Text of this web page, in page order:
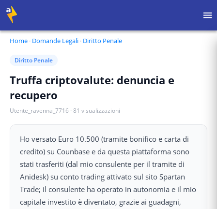
Home · Domande Legali · Diritto Penale
Diritto Penale
Truffa criptovalute: denuncia e
recupero
Utente_ravenna_7716 · 81 visualizzazioni
Ho versato Euro 10.500 (tramite bonifico e carta di
credito) su Counbase e da questa piattaforma sono
stati trasferiti (dal mio consulente per il tramite di
Anidesk) su conto trading attivato sul sito Spartan
Trade; il consulente ha operato in autonomia e il mio
capitale investito è diventato, grazie ai guadagni,